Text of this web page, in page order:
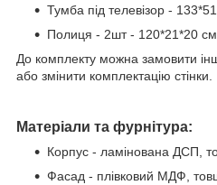
Тумба під телевізор -
Полиця - 2шт - 120*21*20 см.
До комплекту можна замовити
або змінити комплектацію стінки.
Матеріали та фурнітура:
Корпус - ламінована ДСП,
Фасад - плівковий МДФ,